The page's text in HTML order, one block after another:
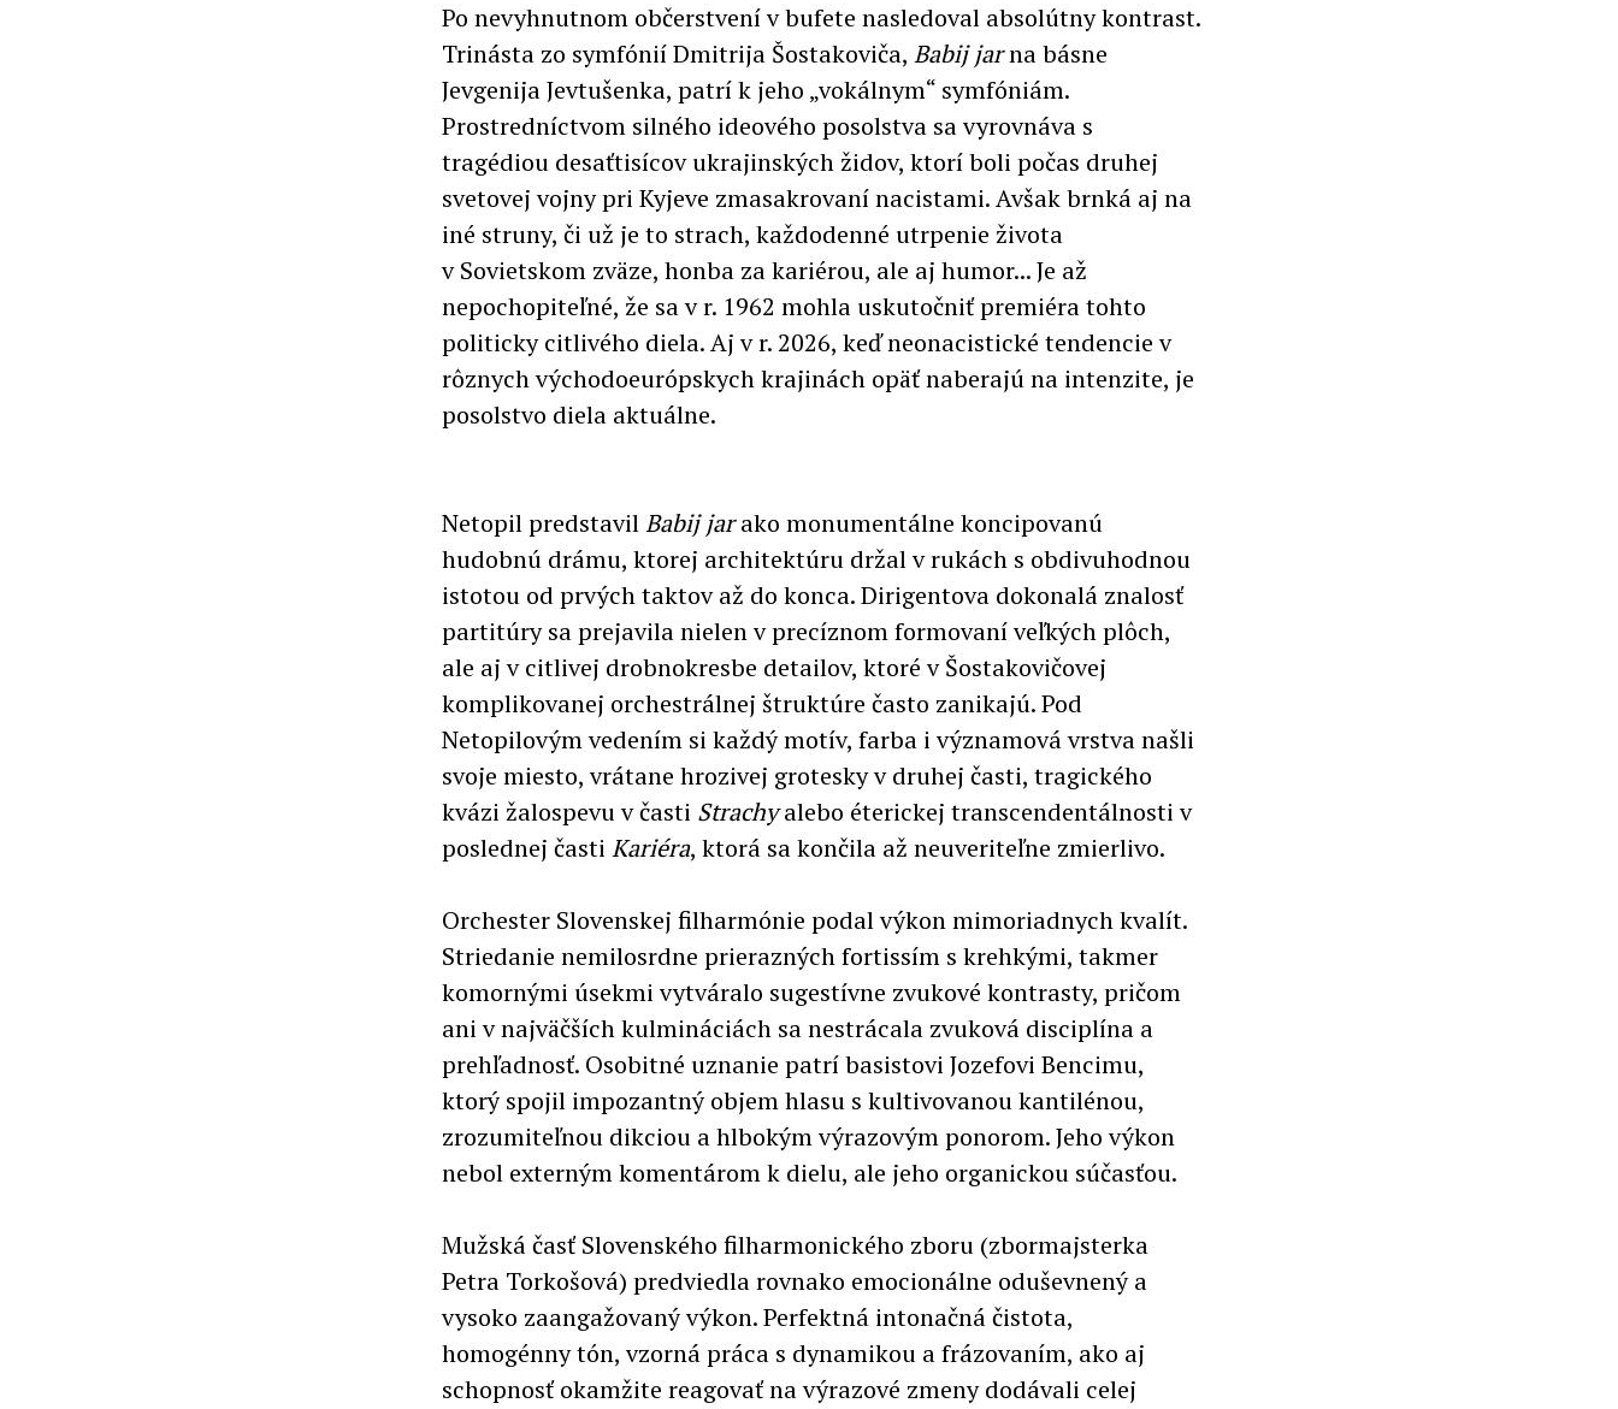
Po nevyhnutnom občerstvení v bufete nasledoval absolútny kontrast.
Trinásta zo symfónií Dmitrija Šostakoviča, Babij jarna básne
Jevgenija Jevtušenka, patrí k jeho „vokálnym“ symfóniám.
Prostredníctvom silného ideového posolstva sa vyrovnáva s
tragédiou desaťtisícov ukrajinských židov, ktorí boli počas druhej
svetovej vojny pri Kyjeve zmasakrovaní nacistami. Avšak brnká aj na
iné struny, či už je to strach, každodenné utrpenie života
v Sovietskom zväze, honba za kariérou, ale aj humor... Je až
nepochopiteľné, že sa v r. 1962 mohla uskutočniť premiéra tohto
politicky citlivého diela. Aj v r. 2026, keď neonacistické tendencie v
rôznych východoeurópskych krajinách opäť naberajú na intenzite, je
posolstvo diela aktuálne.
Netopil predstavilBabij jarako monumentálne koncipovanú
hudobnú drámu, ktorej architektúru držal v rukách s obdivuhodnou
istotou od prvých taktov až do konca. Dirigentova dokonalá znalosť
partitúry sa prejavila nielen v precíznom formovaní veľkých plôch,
ale aj v citlivej drobnokresbe detailov, ktoré v Šostakovičovej
komplikovanej orchestrálnej štruktúre často zanikajú. Pod
Netopilovým vedením si každý motív, farba i významová vrstva našli
svoje miesto, vrátane hrozivej grotesky v druhej časti, tragického
kvázi žalospevu v časti Strachyalebo éterickej transcendentálnosti v
poslednej časti Kariéra, ktorá sa končila až neuveriteľne zmierlivo.
Orchester Slovenskej filharmónie podal výkon mimoriadnych kvalít.
Striedanie nemilosrdne prierazných fortissím s krehkými, takmer
komornými úsekmi vytváralo sugestívne zvukové kontrasty, pričom
ani v najväčších kulmináciách sa nestrácala zvuková disciplína a
prehľadnosť. Osobitné uznanie patrí basistovi Jozefovi Bencimu,
ktorý spojil impozantný objem hlasu s kultivovanou kantilénou,
zrozumiteľnou dikciou a hlbokým výrazovým ponorom. Jeho výkon
nebol externým komentárom k dielu, ale jeho organickou súčasťou.
Mužská časť Slovenského filharmonického zboru (zbormajsterka
Petra Torkošová) predviedla rovnako emocionálne oduševnený a
vysoko zaangažovaný výkon. Perfektná intonačná čistota,
homogénny tón, vzorná práca s dynamikou a frázovaním, ako aj
schopnosť okamžite reagovať na výrazové zmeny dodávali celej